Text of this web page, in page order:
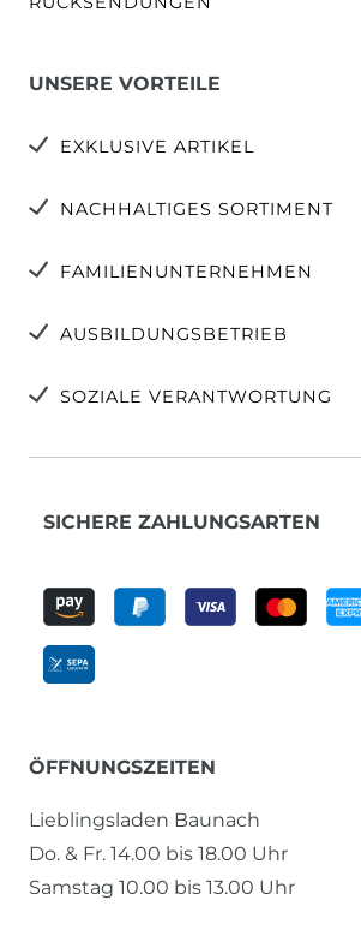
UNSERE VORTEILE
EXKLUSIVE ARTIKEL
NACHHALTIGES SORTIMENT
FAMILIENUNTERNEHMEN
AUSBILDUNGSBETRIEB
SOZIALE VERANTWORTUNG
SICHERE ZAHLUNGSARTEN
ÖFFNUNGSZEITEN
Lieblingsladen Baunach
Do. & Fr. 14.00 bis 18.00 Uhr
Samstag 10.00 bis 13.00 Uhr